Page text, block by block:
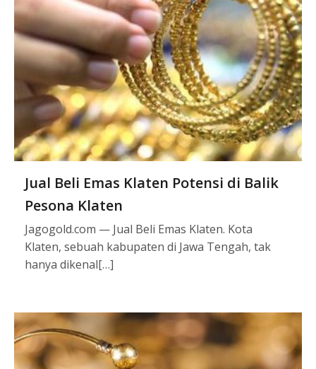
Jual Beli Emas Klaten Potensi di Balik
Pesona Klaten
Jagogold.com — Jual Beli Emas Klaten. Kota
Klaten, sebuah kabupaten di Jawa Tengah, tak
hanya dikenal[…]